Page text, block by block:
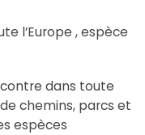
l’Europe , espèce
dans toute
chemins, parcs et
espèces